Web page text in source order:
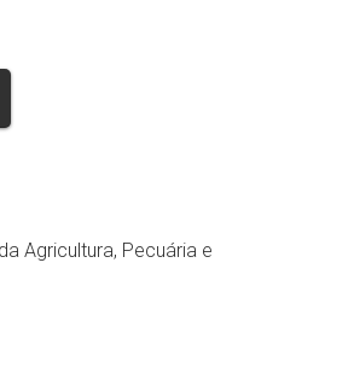
Agricultura, Pecuária e